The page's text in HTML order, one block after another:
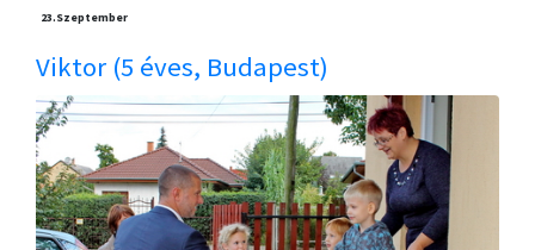
23.Szeptember
Viktor (5 éves, Budapest)